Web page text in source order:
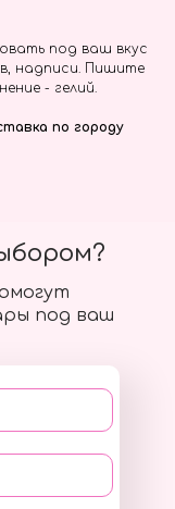
под ваш вкус
надписи. Пишите
- гелий.
по городу
под ваш